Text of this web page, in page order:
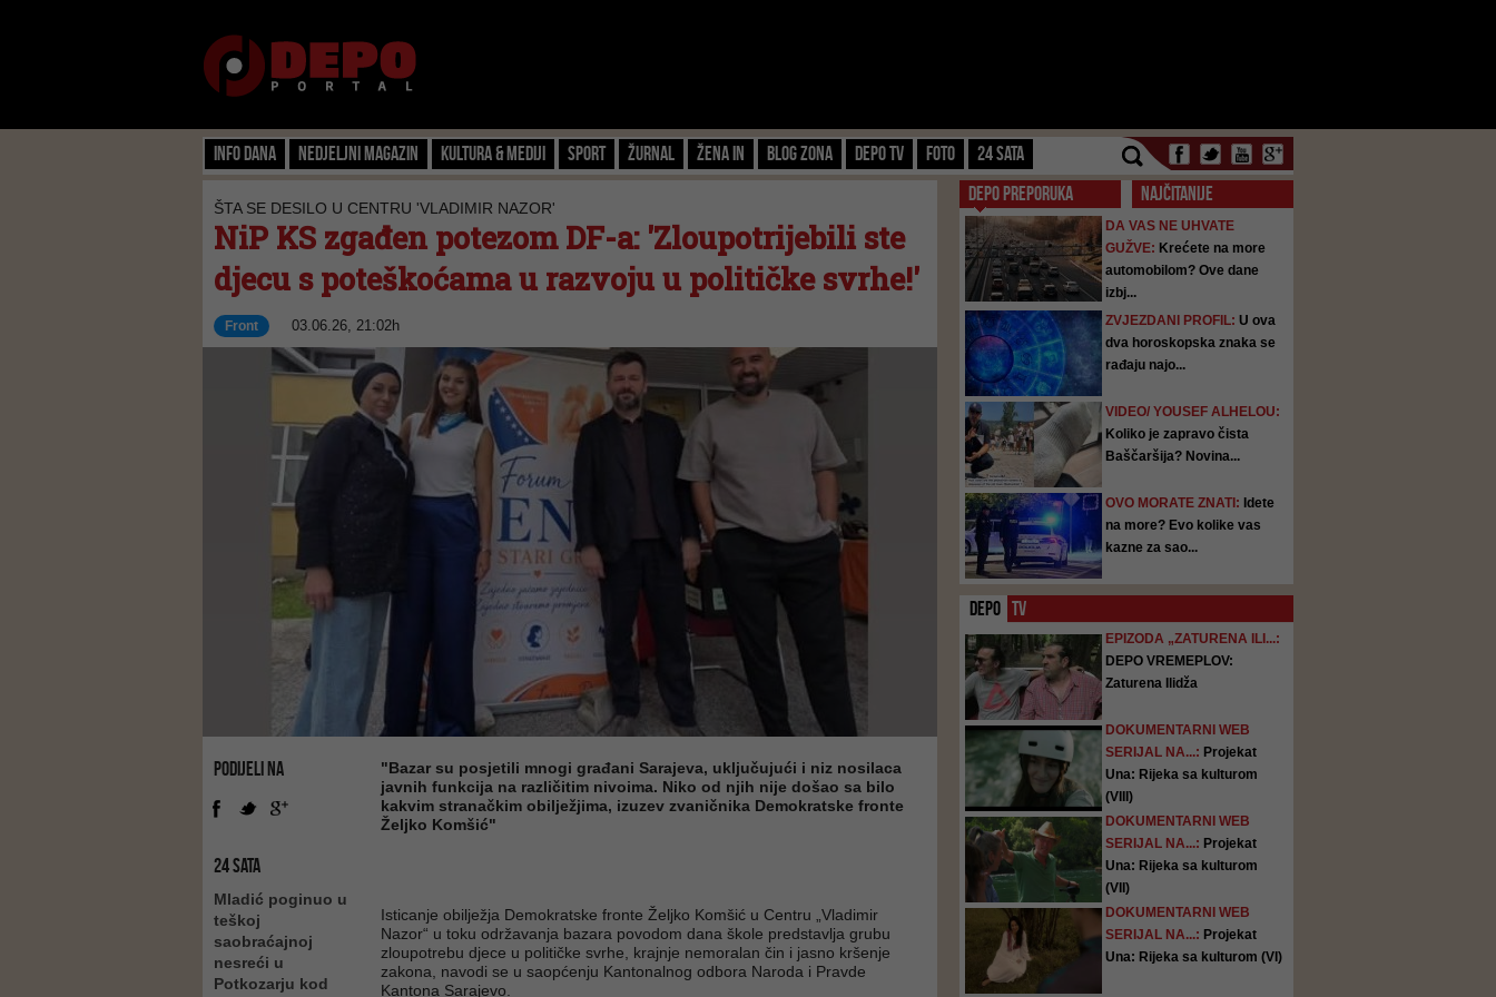
Info dana Nedjeljni magazin Kultura & Mediji Sport Žurnal Žena IN Blog zona Depo TV FOTO 24 SATA
ŠTA SE DESILO U CENTRU 'VLADIMIR NAZOR'
NiP KS zgađen potezom DF-a: 'Zloupotrijebili ste
djecu s poteškoćama u razvoju u političke svrhe!'
Front 03.06.26, 21:02h
PODIJELI NA
24 SATA
Mladić poginuo u
teškoj
saobraćajnoj
nesreći u
Potkozarju kod
"Bazar su posjetili mnogi građani Sarajeva, uključujući i niz nosilaca
javnih funkcija na različitim nivoima. Niko od njih nije došao sa bilo
kakvim stranačkim obilježjima, izuzev zvaničnika Demokratske fronte
Željko Komšić"
Isticanje obilježja Demokratske fronte Željko Komšić u Centru „Vladimir
Nazor“ u toku održavanja bazara povodom dana škole predstavlja grubu
zloupotrebu djece u političke svrhe, krajnje nemoralan čin i jasno kršenje
zakona, navodi se u saopćenju Kantonalnog odbora Naroda i Pravde
Kantona Sarajevo.
DEPO PREPORUKA NAJČITANIJE
DA VAS NE UHVATE
GUŽVE: Krećete na more
automobilom? Ove dane
izbj...
ZVJEZDANI PROFIL: U ova
dva horoskopska znaka se
rađaju najo...
VIDEO/ YOUSEF ALHELOU:
Koliko je zapravo čista
Baščaršija? Novina...
OVO MORATE ZNATI: Idete
na more? Evo kolike vas
kazne za sao...
DEPO TV
EPIZODA „ZATURENA ILI...:
DEPO VREMEPLOV:
Zaturena Ilidža
DOKUMENTARNI WEB
SERIJAL NA...: Projekat
Una: Rijeka sa kulturom
(VIII)
DOKUMENTARNI WEB
SERIJAL NA...: Projekat
Una: Rijeka sa kulturom
(VII)
DOKUMENTARNI WEB
SERIJAL NA...: Projekat
Una: Rijeka sa kulturom (VI)